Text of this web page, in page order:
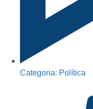
Categoria: Política